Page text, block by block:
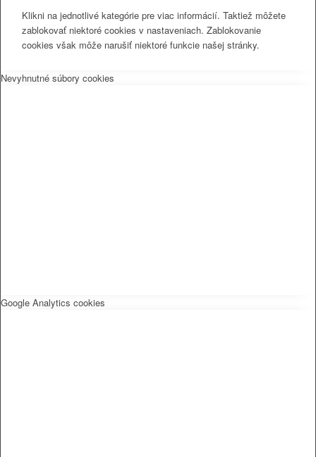
Klikni na jednotlivé kategórie pre viac informácií. Taktiež môžete
zablokovať niektoré cookies v nastaveniach. Zablokovanie
cookies však môže narušiť niektoré funkcie našej stránky.
Nevyhnutné súbory cookies
Google Analytics cookies